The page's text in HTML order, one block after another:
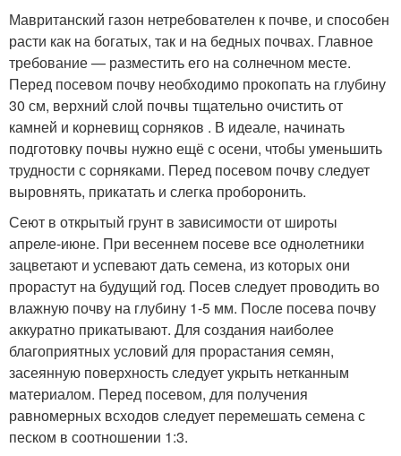
Мавританский газон нетребователен к почве, и способен
расти как на богатых, так и на бедных почвах. Главное
требование — разместить его на солнечном месте.
Перед посевом почву необходимо прокопать на глубину
30 см, верхний слой почвы тщательно очистить от
камней и корневищ сорняков . В идеале, начинать
подготовку почвы нужно ещё с осени, чтобы уменьшить
трудности с сорняками. Перед посевом почву следует
выровнять, прикатать и слегка проборонить.
Сеют в открытый грунт в зависимости от широты
апреле-июне. При весеннем посеве все однолетники
зацветают и успевают дать семена, из которых они
прорастут на будущий год. Посев следует проводить во
влажную почву на глубину 1-5 мм. После посева почву
аккуратно прикатывают. Для создания наиболее
благоприятных условий для прорастания семян,
засеянную поверхность следует укрыть нетканным
материалом. Перед посевом, для получения
равномерных всходов следует перемешать семена с
песком в соотношении 1:3.